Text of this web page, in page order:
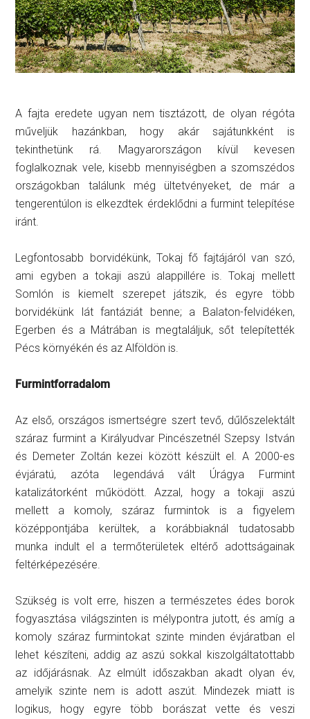
A fajta eredete ugyan nem tisztázott, de olyan régóta
műveljük hazánkban, hogy akár sajátunkként is
tekinthetünk rá. Magyarországon kívül kevesen
foglalkoznak vele, kisebb mennyiségben a szomszédos
országokban találunk még ültetvényeket, de már a
tengerentúlon is elkezdtek érdeklődni a furmint telepítése
iránt.
Legfontosabb borvidékünk, Tokaj fő fajtájáról van szó,
ami egyben a tokaji aszú alappillére is. Tokaj mellett
Somlón is kiemelt szerepet játszik, és egyre több
borvidékünk lát fantáziát benne; a Balaton-felvidéken,
Egerben és a Mátrában is megtaláljuk, sőt telepítették
Pécs környékén és az Alföldön is.
Furmintforradalom
Az első, országos ismertségre szert tevő, dűlőszelektált
száraz furmint a Királyudvar Pincészetnél Szepsy István
és Demeter Zoltán kezei között készült el. A 2000-es
évjáratú, azóta legendává vált Úrágya Furmint
katalizátorként működött. Azzal, hogy a tokaji aszú
mellett a komoly, száraz furmintok is a figyelem
középpontjába kerültek, a korábbiaknál tudatosabb
munka indult el a termőterületek eltérő adottságainak
feltérképezésére.
Szükség is volt erre, hiszen a természetes édes borok
fogyasztása világszinten is mélypontra jutott, és amíg a
komoly száraz furmintokat szinte minden évjáratban el
lehet készíteni, addig az aszú sokkal kiszolgáltatottabb
az időjárásnak. Az elmúlt időszakban akadt olyan év,
amelyik szinte nem is adott aszút. Mindezek miatt is
logikus, hogy egyre több borászat vette és veszi